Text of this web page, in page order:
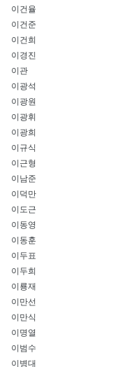
이건율
이건준
이건희
이경진
이관
이광석
이광원
이광휘
이광희
이규식
이근형
이남준
이덕만
이도근
이동영
이동훈
이두표
이두희
이룡재
이만선
이만식
이명열
이범수
이병대